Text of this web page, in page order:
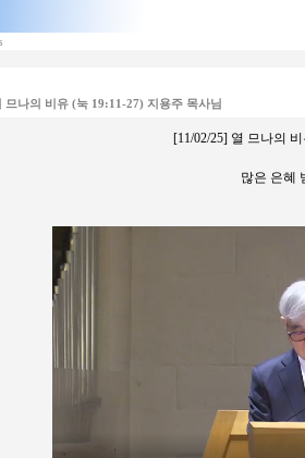
므나의 비유 (눅 19:11-27) 지용주 목사님
[11/02/25] 열 므나의
많은 은혜